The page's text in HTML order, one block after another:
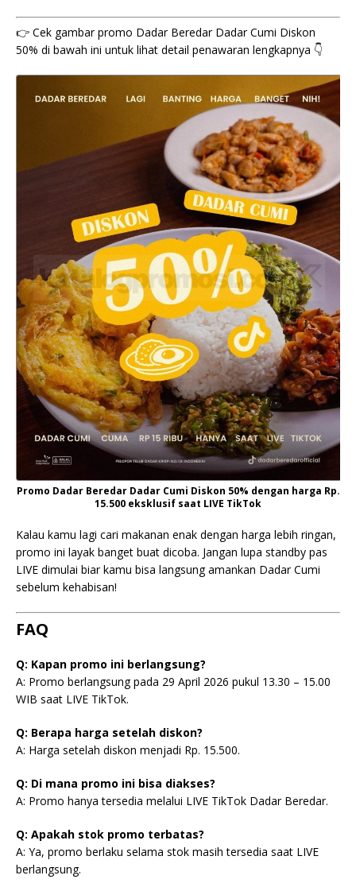
👉 Cek gambar promo Dadar Beredar Dadar Cumi Diskon
50% di bawah ini untuk lihat detail penawaran lengkapnya 👇
Promo Dadar Beredar Dadar Cumi Diskon 50% dengan harga Rp.
15.500 eksklusif saat LIVE TikTok
Kalau kamu lagi cari makanan enak dengan harga lebih ringan,
promo ini layak banget buat dicoba. Jangan lupa standby pas
LIVE dimulai biar kamu bisa langsung amankan Dadar Cumi
sebelum kehabisan!
FAQ
Q: Kapan promo ini berlangsung?
A: Promo berlangsung pada 29 April 2026 pukul 13.30 – 15.00
WIB saat LIVE TikTok.
Q: Berapa harga setelah diskon?
A: Harga setelah diskon menjadi Rp. 15.500.
Q: Di mana promo ini bisa diakses?
A: Promo hanya tersedia melalui LIVE TikTok Dadar Beredar.
Q: Apakah stok promo terbatas?
A: Ya, promo berlaku selama stok masih tersedia saat LIVE
berlangsung.